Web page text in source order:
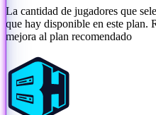
La cantidad de jugadores que
que hay disponible en este plan.
mejora al plan recomendado